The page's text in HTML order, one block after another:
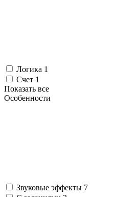
Логика 1
Счет 1
Показать все
Особенности
Звуковые эффекты 7